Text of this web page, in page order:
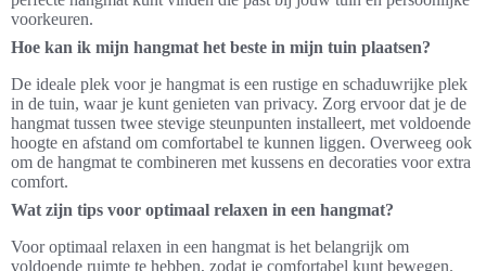
voorkeuren.
Hoe kan ik mijn hangmat het beste in mijn tuin plaatsen?
De ideale plek voor je hangmat is een rustige en schaduwrijke plek
in de tuin, waar je kunt genieten van privacy. Zorg ervoor dat je de
hangmat tussen twee stevige steunpunten installeert, met voldoende
hoogte en afstand om comfortabel te kunnen liggen. Overweeg ook
om de hangmat te combineren met kussens en decoraties voor extra
comfort.
Wat zijn tips voor optimaal relaxen in een hangmat?
Voor optimaal relaxen in een hangmat is het belangrijk om
voldoende ruimte te hebben, zodat je comfortabel kunt bewegen.